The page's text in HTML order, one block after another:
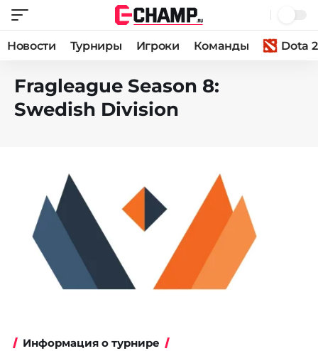
Новости Турниры Игроки Команды Dota 2
Fragleague Season 8:
Swedish Division
Информация о турнире